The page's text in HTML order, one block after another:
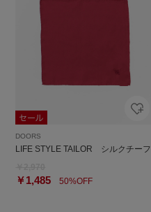
DOORS
LIFE STYLE TAILOR シルクチーフ
￥1,485 50%OFF